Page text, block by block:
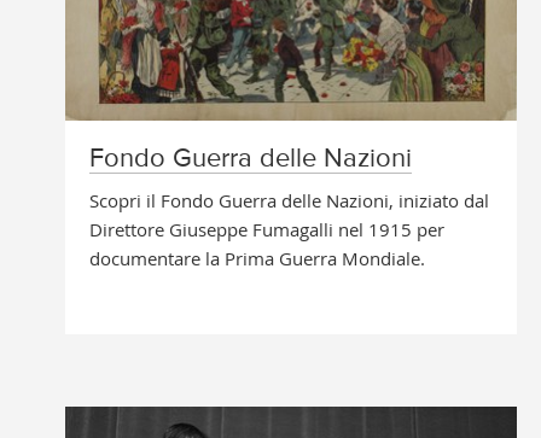
Fondo Guerra delle Nazioni
Scopri il Fondo Guerra delle Nazioni, iniziato dal
Direttore Giuseppe Fumagalli nel 1915 per
documentare la Prima Guerra Mondiale.